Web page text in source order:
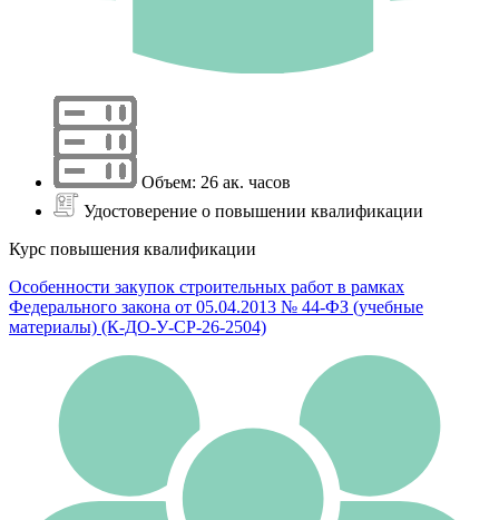
Объем: 26 ак. часов
Удостоверение о повышении квалификации
Курс повышения квалификации
Особенности закупок строительных работ в рамках
Федерального закона от 05.04.2013 № 44-ФЗ (учебные
материалы) (К-ДО-У-СР-26-2504)